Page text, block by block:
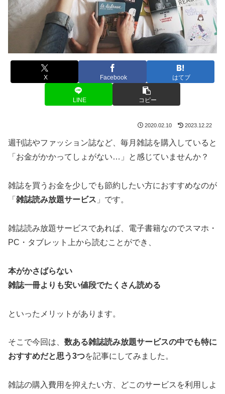
X Facebook はてブ
LINE コピー
2020.02.10 2023.12.22
週刊誌やファッション誌など、毎月雑誌を購入していると
「お金がかかってしょがない…」と感じていませんか？
雑誌を買うお金を少しでも節約したい方におすすめなのが
「 雑誌読み放題サービス 」です。
雑誌読み放題サービスであれば、電子書籍なのでスマホ・
PC・タブレット上から読むことができ、
本がかさばらない
雑誌一冊よりも安い値段でたくさん読める
といったメリットがあります。
そこで今回は、 数ある雑誌読み放題サービスの中でも特に
おすすめだと思う3つを記事にしてみました。
雑誌の購入費用を抑えたい方、どこのサービスを利用しよ